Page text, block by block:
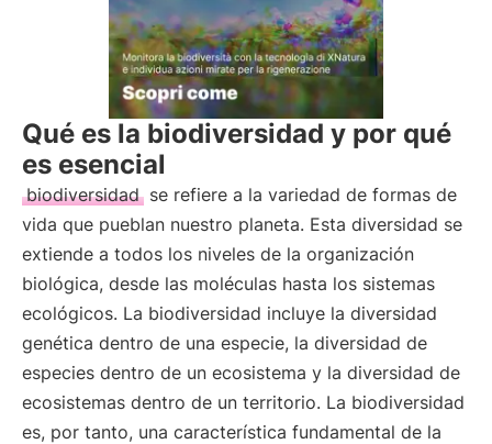
Qué es la biodiversidad y por qué
es esencial
biodiversidad se refiere a la variedad de formas de
vida que pueblan nuestro planeta. Esta diversidad se
extiende a todos los niveles de la organización
biológica, desde las moléculas hasta los sistemas
ecológicos. La biodiversidad incluye la diversidad
genética dentro de una especie, la diversidad de
especies dentro de un ecosistema y la diversidad de
ecosistemas dentro de un territorio. La biodiversidad
es, por tanto, una característica fundamental de la